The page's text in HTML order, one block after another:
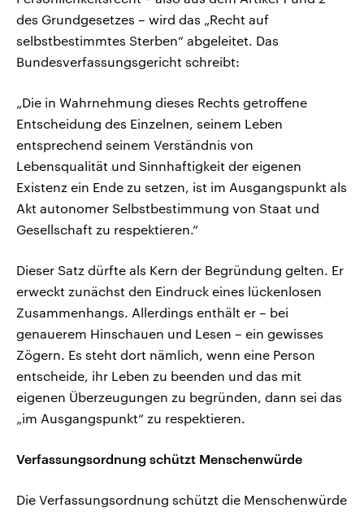
des Grundgesetzes – wird das „Recht auf
selbstbestimmtes Sterben“ abgeleitet. Das
Bundesverfassungsgericht schreibt:
„Die in Wahrnehmung dieses Rechts getroffene
Entscheidung des Einzelnen, seinem Leben
entsprechend seinem Verständnis von
Lebensqualität und Sinnhaftigkeit der eigenen
Existenz ein Ende zu setzen, ist im Ausgangspunkt als
Akt autonomer Selbstbestimmung von Staat und
Gesellschaft zu respektieren.“
Dieser Satz dürfte als Kern der Begründung gelten. Er
erweckt zunächst den Eindruck eines lückenlosen
Zusammenhangs. Allerdings enthält er – bei
genauerem Hinschauen und Lesen – ein gewisses
Zögern. Es steht dort nämlich, wenn eine Person
entscheide, ihr Leben zu beenden und das mit
eigenen Überzeugungen zu begründen, dann sei das
„im Ausgangspunkt“ zu respektieren.
Verfassungsordnung schützt Menschenwürde
Die Verfassungsordnung schützt die Menschenwürde